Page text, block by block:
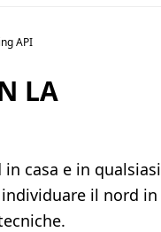
API
LA
casa e in qualsiasi
il nord in